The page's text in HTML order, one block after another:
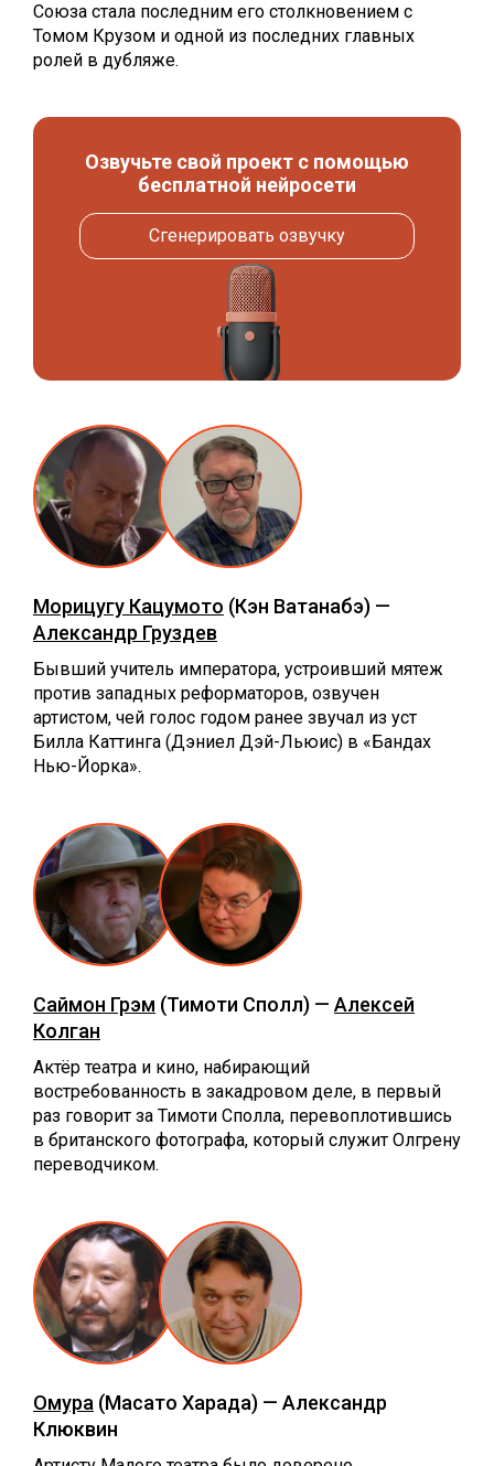
Союза стала последним его столкновением с
Томом Крузом и одной из последних главных
ролей в дубляже.
Озвучьте свой проект с помощью
бесплатной нейросети
Сгенерировать озвучку
Морицугу Кацумото (Кэн Ватанабэ) —
Александр Груздев
Бывший учитель императора, устроивший мятеж
против западных реформаторов, озвучен
артистом, чей голос годом ранее звучал из уст
Билла Каттинга (Дэниел Дэй-Льюис) в «Бандах
Нью-Йорка».
Саймон Грэм (Тимоти Сполл) — Алексей
Колган
Актёр театра и кино, набирающий
востребованность в закадровом деле, в первый
раз говорит за Тимоти Сполла, перевоплотившись
в британского фотографа, который служит Олгрену
переводчиком.
Омура (Масато Харада) — Александр
Клюквин